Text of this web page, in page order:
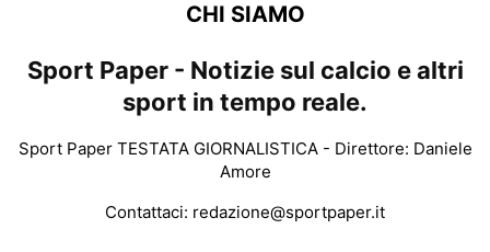
CHI SIAMO
Sport Paper - Notizie sul calcio e altri
sport in tempo reale.
Sport Paper TESTATA GIORNALISTICA - Direttore: Daniele
Amore
Contattaci: redazione@sportpaper.it